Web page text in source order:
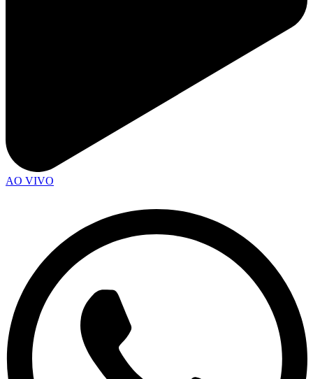
AO VIVO